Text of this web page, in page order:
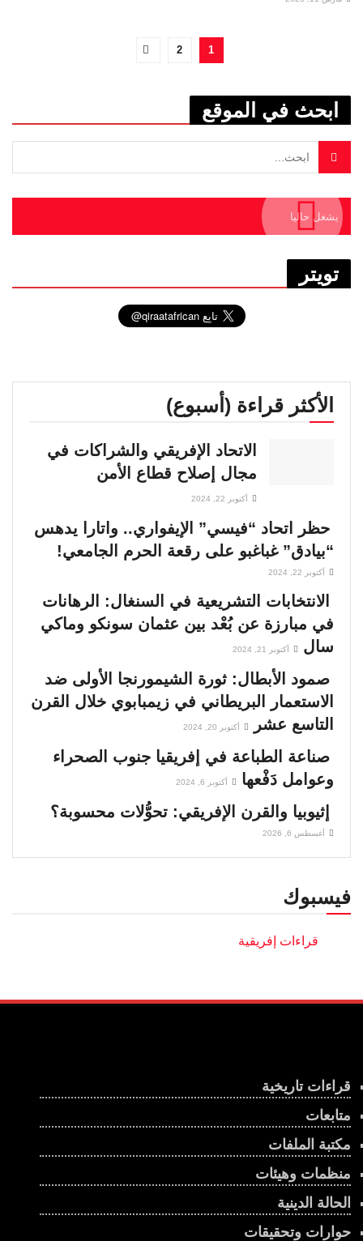
1
2
ابحث في الموقع
يشغل حاليا
تويتر
الأكثر قراءة (أسبوع)
الاتحاد الإفريقي والشراكات في
مجال إصلاح قطاع الأمن
أكتوبر 22, 2024
حظر اتحاد “فيسي” الإيفواري.. واتارا يدهس
“بيادق” غباغبو على رقعة الحرم الجامعي!
أكتوبر 22, 2024
الانتخابات التشريعية في السنغال: الرهانات
في مبارزة عن بُعْد بين عثمان سونكو وماكي
سال
أكتوبر 21, 2024
صمود الأبطال: ثورة الشيمورنجا الأولى ضد
الاستعمار البريطاني في زيمبابوي خلال القرن
التاسع عشر
أكتوبر 20, 2024
صناعة الطباعة في إفريقيا جنوب الصحراء
وعوامل دَفْعها
أكتوبر 6, 2024
إثيوبيا والقرن الإفريقي: تحوُّلات محسوبة؟
أغسطس 6, 2026
فيسبوك
قراءات تاريخية
متابعات
مكتبة الملفات
منظمات وهيئات
الحالة الدينية
حوارات وتحقيقات